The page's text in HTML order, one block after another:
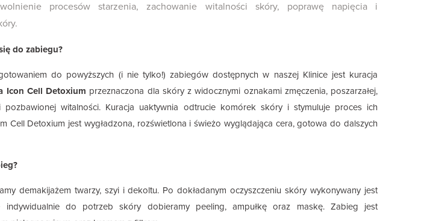
procesów starzenia, zachowanie witalności skóry, poprawę napięcia i
do zabiegu?
do powyższych (i nie tylko!) zabiegów dostępnych w naszej Klinice jest kuracja
Icon Cell Detoxium przeznaczona dla skóry z widocznymi oznakami zmęczenia, poszarzałej,
pozbawionej witalności. Kuracja uaktywnia odtrucie komórek skóry i stymuluje proces ich
Cell Detoxium jest wygładzona, rozświetlona i świeżo wyglądająca cera, gotowa do dalszych
demakijażem twarzy, szyi i dekoltu. Po dokładanym oczyszczeniu skóry wykonywany jest
indywidualnie do potrzeb skóry dobieramy peeling, ampułkę oraz maskę. Zabieg jest